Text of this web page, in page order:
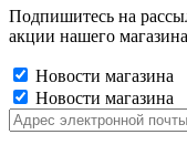
Подпишитесь на
акции нашего
Новости магазина
Новости магазина